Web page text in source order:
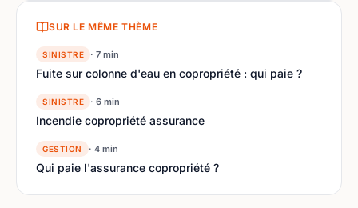
SUR LE MÊME THÈME
SINISTRE · 7 min
Fuite sur colonne d'eau en copropriété : qui paie ?
SINISTRE · 6 min
Incendie copropriété assurance
GESTION · 4 min
Qui paie l'assurance copropriété ?